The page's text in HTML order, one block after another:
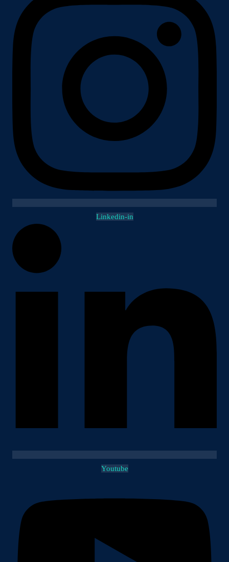
Linkedin-in
Youtube